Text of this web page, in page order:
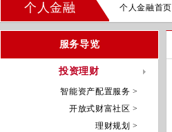
个人金融 个人金融首页
服务导览
投资理财
智能资产配置服务 >
开放式财富社区 >
理财规划 >